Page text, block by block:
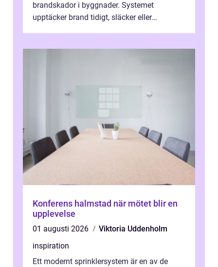
brandskador i byggnader. Systemet
upptäcker brand tidigt, släcker eller
Konferens halmstad när mötet blir en
upplevelse
01 augusti 2026
Viktoria Uddenholm
inspiration
Ett modernt sprinklersystem är en av de